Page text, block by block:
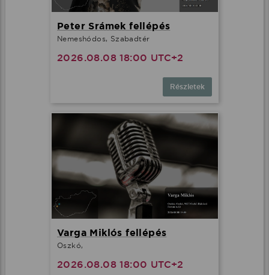
Peter Srámek fellépés
Nemeshódos, Szabadtér
2026.08.08 18:00 UTC+2
Részletek
Varga Miklós fellépés
Oszkó,
2026.08.08 18:00 UTC+2